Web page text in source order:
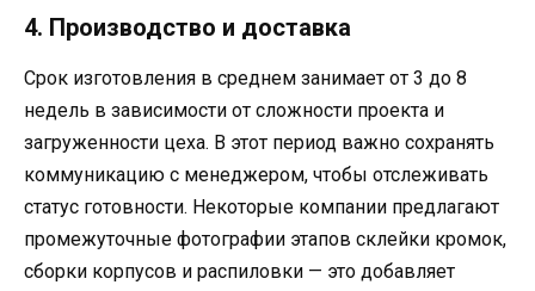
4. Производство и доставка
Срок изготовления в среднем занимает от 3 до 8
недель в зависимости от сложности проекта и
загруженности цеха. В этот период важно сохранять
коммуникацию с менеджером, чтобы отслеживать
статус готовности. Некоторые компании предлагают
промежуточные фотографии этапов склейки кромок,
сборки корпусов и распиловки — это добавляет